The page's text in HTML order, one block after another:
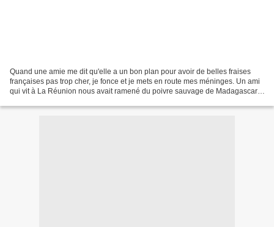
Quand une amie me dit qu'elle a un bon plan pour avoir de belles fraises
françaises pas trop cher, je fonce et je mets en route mes méninges. Un ami
qui vit à La Réunion nous avait ramené du poivre sauvage de Madagascar.